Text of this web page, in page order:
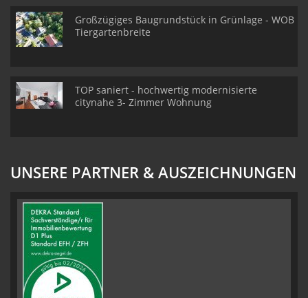
Großzügiges Baugrundstück in Grünlage - WOB
Tiergartenbreite
TOP saniert - hochwertig modernisierte
citynahe 3- Zimmer Wohnung
UNSERE PARTNER & AUSZEICHNUNGEN